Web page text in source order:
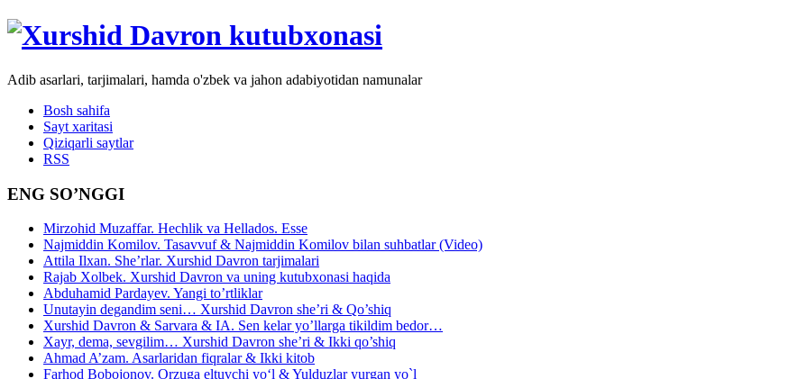
Adib asarlari, tarjimalari, hamda o'zbek va jahon adabiyotidan namunalar
Bosh sahifa
Sayt xaritasi
Qiziqarli saytlar
RSS
ENG SO’NGGI
Mirzohid Muzaffar. Hechlik va Hellados. Esse
Najmiddin Komilov. Tasavvuf & Najmiddin Komilov bilan suhbatlar (Video)
Attila Ilxan. She’rlar. Xurshid Davron tarjimalari
Rajab Xolbek. Xurshid Davron va uning kutubxonasi haqida
Abduhamid Pardayev. Yangi to’rtliklar
Unutayin degandim seni… Xurshid Davron she’ri & Qo’shiq
Xurshid Davron & Sarvara & IA. Sen kelar yo’llarga tikildim bedor…
Xayr, dema, sevgilim… Xurshid Davron she’ri & Ikki qo’shiq
Ahmad A’zam. Asarlaridan fiqralar & Ikki kitob
Farhod Bobojonov. Orzuga eltuvchi yo‘l & Yulduzlar yurgan yo`l